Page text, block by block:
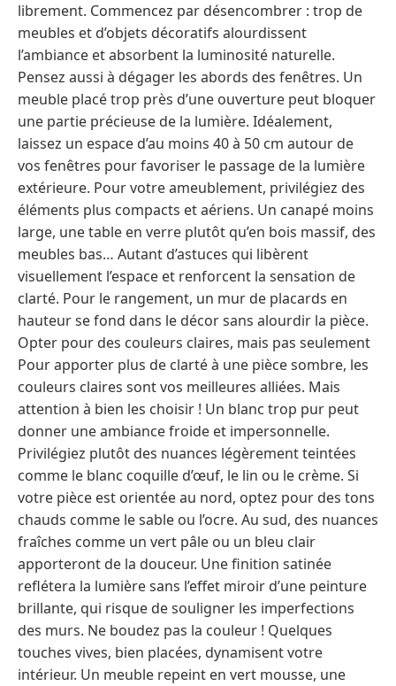
librement. Commencez par désencombrer : trop de
meubles et d’objets décoratifs alourdissent
l’ambiance et absorbent la luminosité naturelle.
Pensez aussi à dégager les abords des fenêtres. Un
meuble placé trop près d’une ouverture peut bloquer
une partie précieuse de la lumière. Idéalement,
laissez un espace d’au moins 40 à 50 cm autour de
vos fenêtres pour favoriser le passage de la lumière
extérieure. Pour votre ameublement, privilégiez des
éléments plus compacts et aériens. Un canapé moins
large, une table en verre plutôt qu’en bois massif, des
meubles bas… Autant d’astuces qui libèrent
visuellement l’espace et renforcent la sensation de
clarté. Pour le rangement, un mur de placards en
hauteur se fond dans le décor sans alourdir la pièce.
Opter pour des couleurs claires, mais pas seulement
Pour apporter plus de clarté à une pièce sombre, les
couleurs claires sont vos meilleures alliées. Mais
attention à bien les choisir ! Un blanc trop pur peut
donner une ambiance froide et impersonnelle.
Privilégiez plutôt des nuances légèrement teintées
comme le blanc coquille d’œuf, le lin ou le crème. Si
votre pièce est orientée au nord, optez pour des tons
chauds comme le sable ou l’ocre. Au sud, des nuances
fraîches comme un vert pâle ou un bleu clair
apporteront de la douceur. Une finition satinée
reflétera la lumière sans l’effet miroir d’une peinture
brillante, qui risque de souligner les imperfections
des murs. Ne boudez pas la couleur ! Quelques
touches vives, bien placées, dynamisent votre
intérieur. Un meuble repeint en vert mousse, une